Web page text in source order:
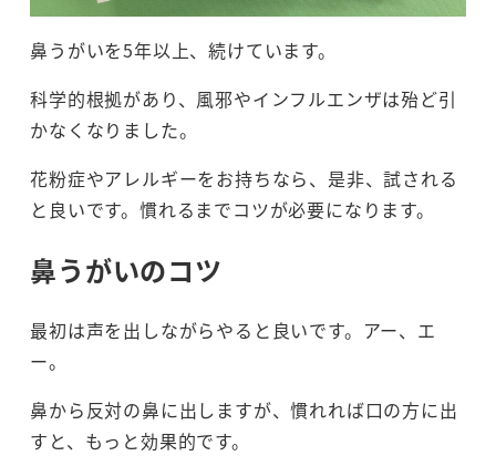
鼻うがいを5年以上、続けています。
科学的根拠があり、風邪やインフルエンザは殆ど引
かなくなりました。
花粉症やアレルギーをお持ちなら、是非、試される
と良いです。慣れるまでコツが必要になります。
鼻うがいのコツ
最初は声を出しながらやると良いです。アー、エ
ー。
鼻から反対の鼻に出しますが、慣れれば口の方に出
すと、もっと効果的です。